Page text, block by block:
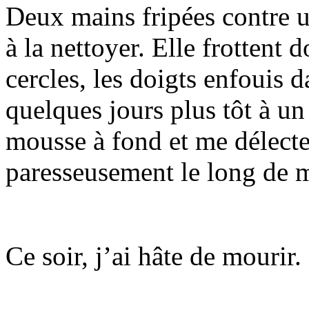
Deux mains fripées contre
à la nettoyer. Elle frottent
cercles, les doigts enfouis
quelques jours plus tôt à
mousse à fond et me
paresseusement le long de
Ce soir, j’ai hâte de mourir.